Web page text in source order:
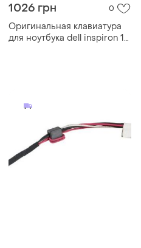
1026 грн 0
Оригинальная клавиатура
для ноутбука dell inspiron 15